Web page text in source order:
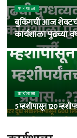
कार्यशाळा
बुकिंगची आज
कार्यशाळा पुढच्या
कार्यशाळा
5 म्हशीपासून 120